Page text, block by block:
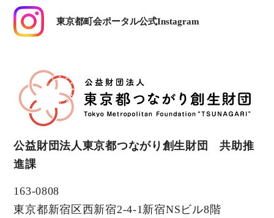
東京都町会ポータル公式Instagram
公益財団法人東京都つながり創生財団 共助推
進課
163-0808
東京都新宿区西新宿2-4-1新宿NSビル8階